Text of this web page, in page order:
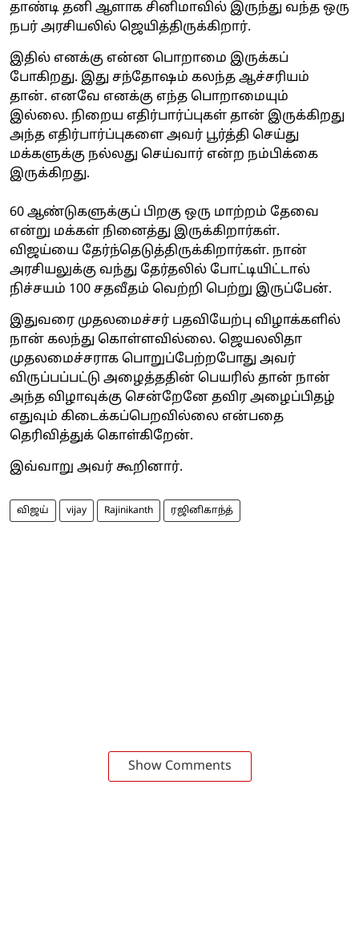
தாண்டி தனி ஆளாக சினிமாவில் இருந்து வந்த ஒரு
நபர் அரசியலில் ஜெயித்திருக்கிறார்.
இதில் எனக்கு என்ன பொறாமை இருக்கப்
போகிறது. இது சந்தோஷம் கலந்த ஆச்சரியம்
தான். எனவே எனக்கு எந்த பொறாமையும்
இல்லை. நிறைய எதிர்பார்ப்புகள் தான் இருக்கிறது
அந்த எதிர்பார்ப்புகளை அவர் பூர்த்தி செய்து
மக்களுக்கு நல்லது செய்வார் என்ற நம்பிக்கை
இருக்கிறது.
60 ஆண்டுகளுக்குப் பிறகு ஒரு மாற்றம் தேவை
என்று மக்கள் நினைத்து இருக்கிறார்கள்.
விஜய்யை தேர்ந்தெடுத்திருக்கிறார்கள். நான்
அரசியலுக்கு வந்து தேர்தலில் போட்டியிட்டால்
நிச்சயம் 100 சதவீதம் வெற்றி பெற்று இருப்பேன்.
இதுவரை முதலமைச்சர் பதவியேற்பு விழாக்களில்
நான் கலந்து கொள்ளவில்லை. ஜெயலலிதா
முதலமைச்சராக பொறுப்பேற்றபோது அவர்
விருப்பப்பட்டு அழைத்ததின் பெயரில் தான் நான்
அந்த விழாவுக்கு சென்றேனே தவிர அழைப்பிதழ்
எதுவும் கிடைக்கப்பெறவில்லை என்பதை
தெரிவித்துக் கொள்கிறேன்.
இவ்வாறு அவர் கூறினார்.
விஜய் vijay Rajinikanth ரஜினிகாந்த்
Show Comments